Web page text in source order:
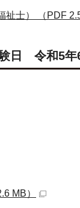
士） （PDF 2.5
日 令和5年6
MB）